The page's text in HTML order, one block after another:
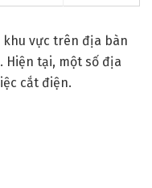
khu vực trên địa bàn
Hiện tại, một số địa
cắt điện.